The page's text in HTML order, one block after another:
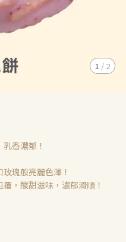
1 / 2
香濃郁！
瑰般亮麗色澤！
，酸甜滋味，濃郁滑順！